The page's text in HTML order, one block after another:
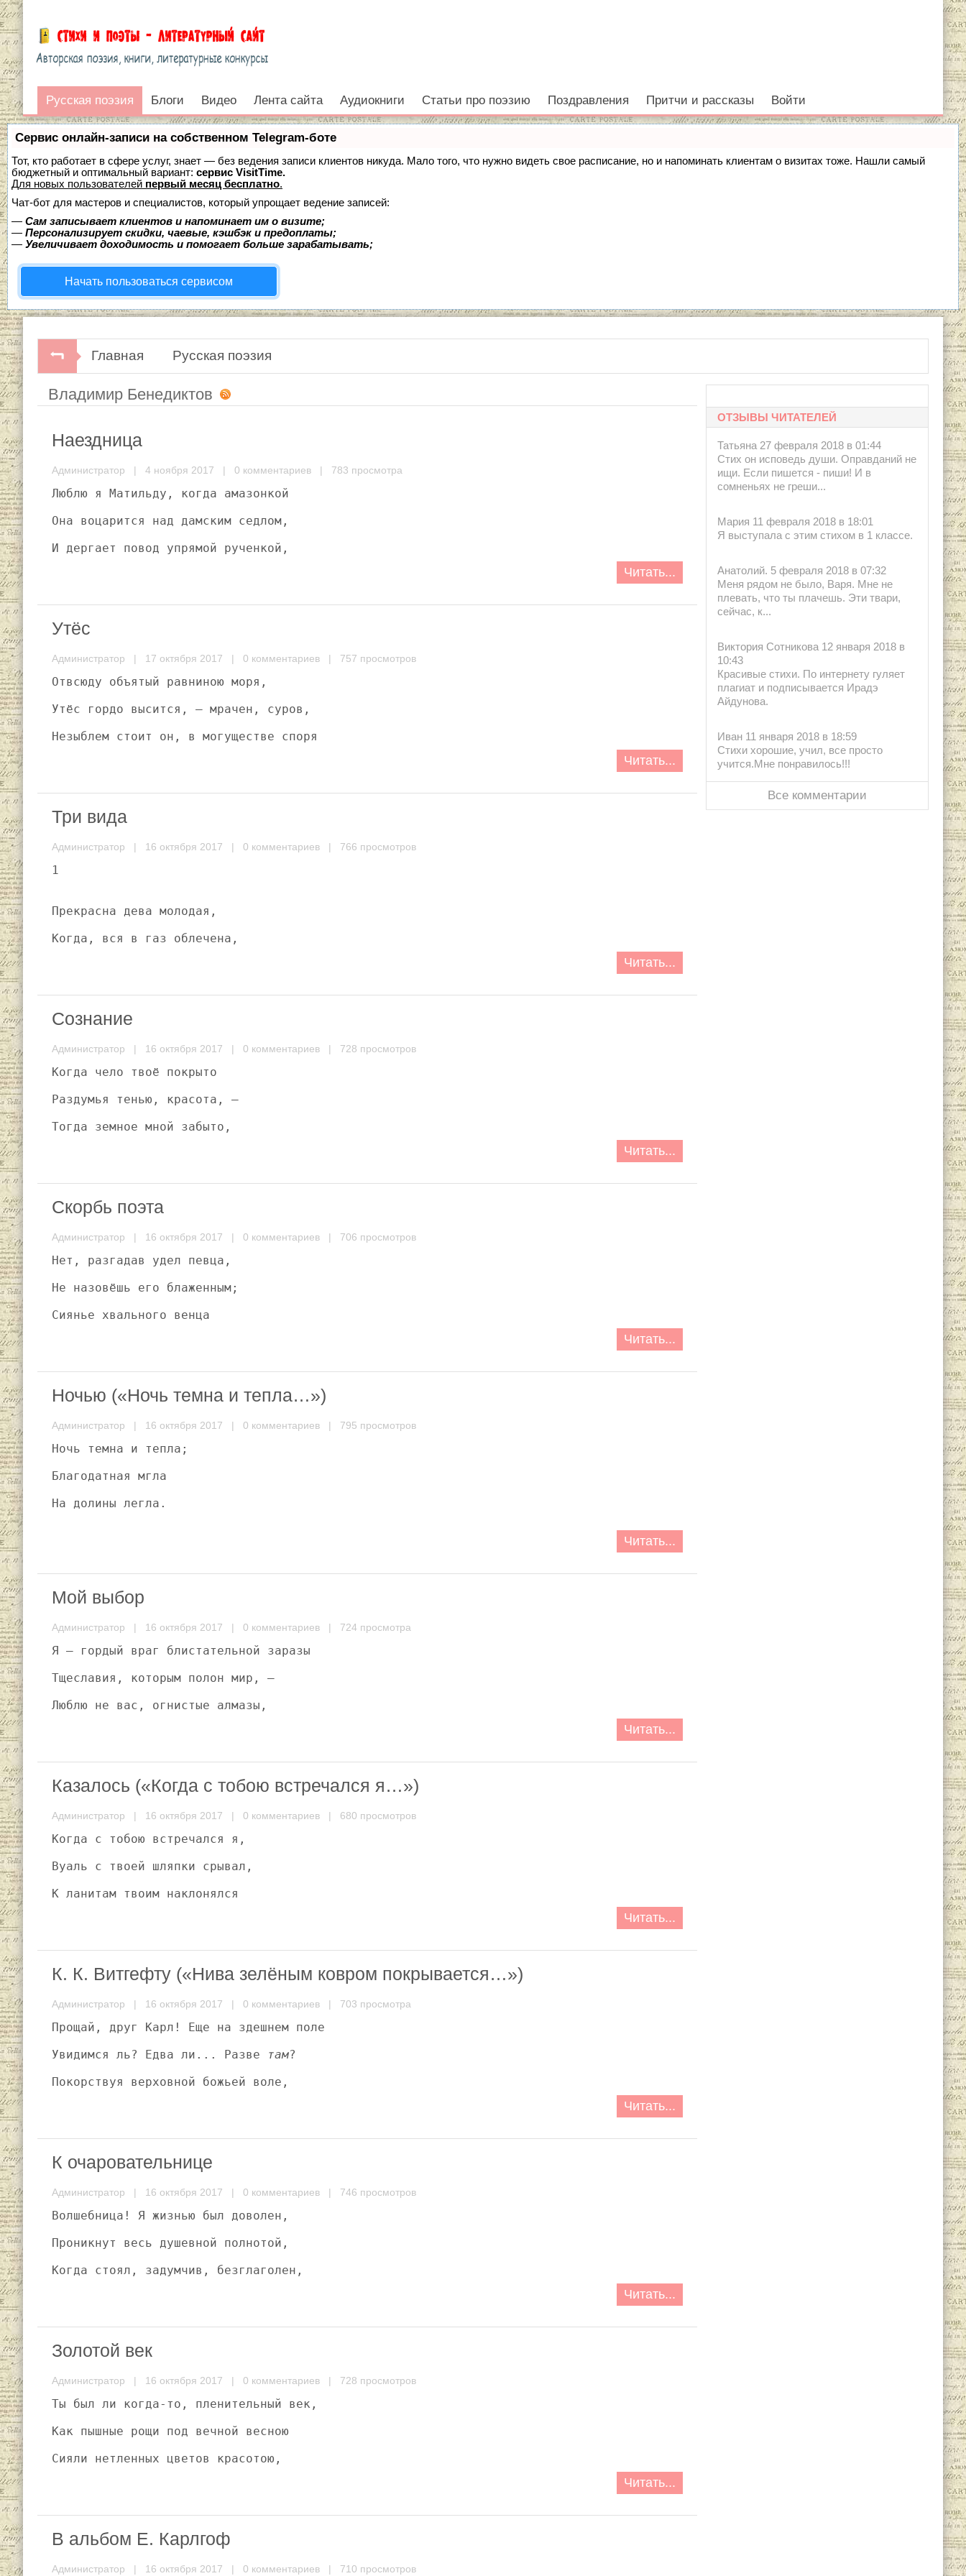
Русская поэзия
Войти
Русская поэзия Блоги Видео
Песни на стихи
Литература и книги
Сказки и колыбельные
Лента сайта Аудиокниги Статьи про поэзию Поздравления Притчи и рассказы Войти
Сервис онлайн-записи на собственном Telegram-боте
Тот, кто работает в сфере услуг, знает — без ведения записи клиентов никуда. Мало того, что нужно видеть свое расписание, но и напоминать клиентам о визитах тоже. Нашли самый
бюджетный и оптимальный вариант: сервис VisitTime.
Для новых пользователей первый месяц бесплатно.
Чат-бот для мастеров и специалистов, который упрощает ведение записей:
— Сам записывает клиентов и напоминает им о визите;
— Персонализирует скидки, чаевые, кэшбэк и предоплаты;
— Увеличивает доходимость и помогает больше зарабатывать;
Начать пользоваться сервисом
Главная Русская поэзия
Владимир Бенедиктов
Наездница
Администратор | 4 ноября 2017 | 0 комментариев | 783 просмотра
Люблю я Матильду, когда амазонкой
Она воцарится над дамским седлом,
И дергает повод упрямой рученкой,
Читать...
Утёс
Администратор | 17 октября 2017 | 0 комментариев | 757 просмотров
Отвсюду объятый равниною моря,
Утёс гордо высится, — мрачен, суров,
Незыблем стоит он, в могуществе споря
Читать...
Три вида
Администратор | 16 октября 2017 | 0 комментариев | 766 просмотров
1
Прекрасна дева молодая,
Когда, вся в газ облечена,
Читать...
Сознание
Администратор | 16 октября 2017 | 0 комментариев | 728 просмотров
Когда чело твоё покрыто
Раздумья тенью, красота, —
Тогда земное мной забыто,
Читать...
Скорбь поэта
Администратор | 16 октября 2017 | 0 комментариев | 706 просмотров
Нет, разгадав удел певца,
Не назовёшь его блаженным;
Сиянье хвального венца
Читать...
Ночью («Ночь темна и тепла…»)
Администратор | 16 октября 2017 | 0 комментариев | 795 просмотров
Ночь темна и тепла;
Благодатная мгла
На долины легла.
Читать...
Мой выбор
Администратор | 16 октября 2017 | 0 комментариев | 724 просмотра
Я — гордый враг блистательной заразы
Тщеславия, которым полон мир, —
Люблю не вас, огнистые алмазы,
Читать...
Казалось («Когда с тобою встречался я…»)
Администратор | 16 октября 2017 | 0 комментариев | 680 просмотров
Когда с тобою встречался я,
Вуаль с твоей шляпки срывал,
К ланитам твоим наклонялся
Читать...
К. К. Витгефту («Нива зелёным ковром покрывается…»)
Администратор | 16 октября 2017 | 0 комментариев | 703 просмотра
Прощай, друг Карл! Еще на здешнем поле
Увидимся ль? Едва ли... Разве
там?
Покорствуя верховной божьей воле,
Читать...
К очаровательнице
Администратор | 16 октября 2017 | 0 комментариев | 746 просмотров
Волшебница! Я жизнью был доволен,
Проникнут весь душевной полнотой,
Когда стоял, задумчив, безглаголен,
Читать...
Золотой век
Администратор | 16 октября 2017 | 0 комментариев | 728 просмотров
Ты был ли когда-то, пленительный век,
Как пышные рощи под вечной весною
Сияли нетленных цветов красотою,
Читать...
В альбом Е. Карлгоф
Администратор | 16 октября 2017 | 0 комментариев | 710 просмотров
ОТЗЫВЫ ЧИТАТЕЛЕЙ
Татьяна 27 февраля 2018 в 01:44
Стих он исповедь души. Оправданий не
ищи. Если пишется - пиши! И в
сомненьях не греши...
Мария 11 февраля 2018 в 18:01
Я выступала с этим стихом в 1 классе.
Анатолий. 5 февраля 2018 в 07:32
Меня рядом не было, Варя. Мне не
плевать, что ты плачешь. Эти твари,
сейчас, к...
Виктория Сотникова 12 января 2018 в
10:43
Красивые стихи. По интернету гуляет
плагиат и подписывается Ирадэ
Айдунова.
Иван 11 января 2018 в 18:59
Стихи хорошие, учил, все просто
учится.Мне понравилось!!!
Все комментарии